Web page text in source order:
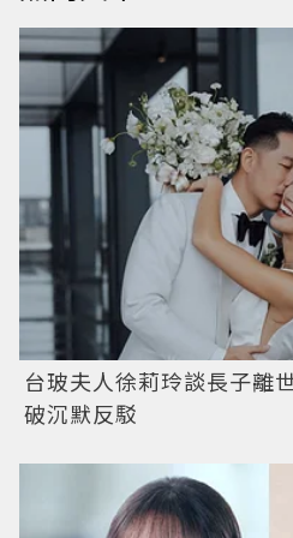
台玻夫人徐莉玲談長子離
破沉默反駁